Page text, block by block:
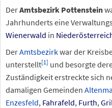
DerAmtsbezirk Pottenstein
Jahrhunderts eine
Wienerwald in
DerAmtsbezirkwar der
unterstellt[1] und besorgte
Zuständigkeit erstreckte sich
damaligen Gemeinden
Enzesfeld, Fahrafeld, Furth,